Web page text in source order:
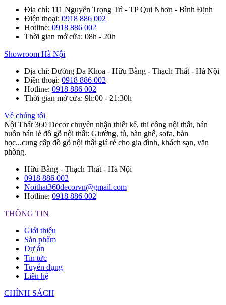
Địa chỉ: 111 Nguyễn Trọng Trì - TP Qui Nhơn - Bình Định
Điện thoại: 0918 886 002
Hotline: 0918 886 002
Thời gian mở cửa: 08h - 20h
Showroom Hà Nội
Địa chỉ: Đường Đa Khoa - Hữu Bằng - Thạch Thất - Hà Nội
Điện thoại: 0918 886 002
Hotline: 0918 886 002
Thời gian mở cửa: 9h:00 - 21:30h
Về chúng tôi
Nội Thất 360 Decor chuyên nhận thiết kế, thi công nội thất, bán
buôn bán lẻ đồ gỗ nội thất: Giường, tủ, bàn ghế, sofa, bàn
học...cung cấp đồ gỗ nội thất giá rẻ cho gia đình, khách sạn, văn
phòng.
Hữu Bằng - Thạch Thất - Hà Nội
0918 886 002
Noithat360decorvn@gmail.com
Hotline: 0918 886 002
THÔNG TIN
Giới thiệu
Sản phẩm
Dự án
Tin tức
Tuyển dụng
Liên hệ
CHÍNH SÁCH